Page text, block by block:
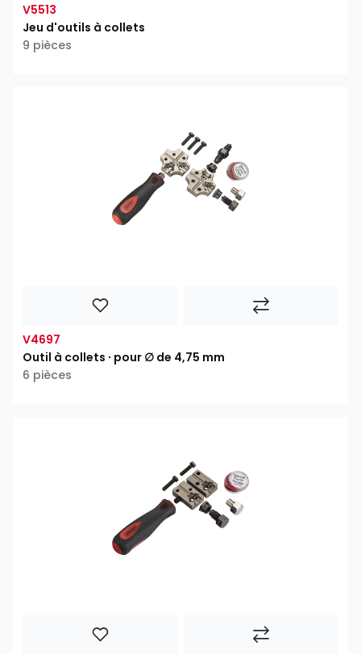
V5513
Jeu d'outils à collets
9 pièces
V4697
Outil à collets ∙ pour ∅ de 4,75 mm
6 pièces